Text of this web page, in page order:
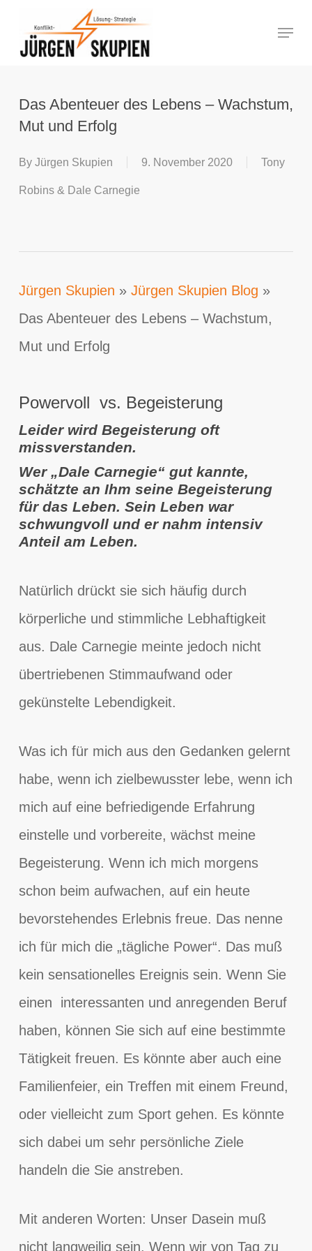
content
Menu
Das Abenteuer des Lebens – Wachstum,
Mut und Erfolg
By Jürgen Skupien 9. November 2020 Tony
Robins & Dale Carnegie
Jürgen Skupien » Jürgen Skupien Blog »
Das Abenteuer des Lebens – Wachstum,
Mut und Erfolg
Powervoll vs. Begeisterung
Leider wird Begeisterung oft
missverstanden.
Wer „Dale Carnegie“ gut kannte,
schätzte an Ihm seine Begeisterung
für das Leben. Sein Leben war
schwungvoll und er nahm intensiv
Anteil am Leben.
Natürlich drückt sie sich häufig durch
körperliche und stimmliche Lebhaftigkeit
aus. Dale Carnegie meinte jedoch nicht
übertriebenen Stimmaufwand oder
gekünstelte Lebendigkeit.
Was ich für mich aus den Gedanken gelernt
habe, wenn ich zielbewusster lebe, wenn ich
mich auf eine befriedigende Erfahrung
einstelle und vorbereite, wächst meine
Begeisterung. Wenn ich mich morgens
schon beim aufwachen, auf ein heute
bevorstehendes Erlebnis freue. Das nenne
ich für mich die „tägliche Power“. Das muß
kein sensationelles Ereignis sein. Wenn Sie
einen interessanten und anregenden Beruf
haben, können Sie sich auf eine bestimmte
Tätigkeit freuen. Es könnte aber auch eine
Familienfeier, ein Treffen mit einem Freund,
oder vielleicht zum Sport gehen. Es könnte
sich dabei um sehr persönliche Ziele
handeln die Sie anstreben.
Mit anderen Worten: Unser Dasein muß
nicht langweilig sein. Wenn wir von Tag zu